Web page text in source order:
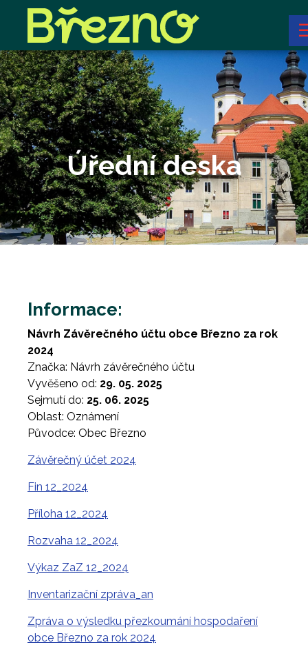
Úřední deska
Informace:
Návrh Závěrečného účtu obce Březno za rok
2024
Značka: Návrh závěrečného účtu
Vyvěšeno od: 29. 05. 2025
Sejmutí do: 25. 06. 2025
Oblast: Oznámení
Původce: Obec Březno
Závěrečný účet 2024
Fin 12_2024
Příloha 12_2024
Rozvaha 12_2024
Výkaz ZaZ 12_2024
Inventarizační zpráva_an
Zpráva o výsledku přezkoumání hospodaření
obce Březno za rok 2024